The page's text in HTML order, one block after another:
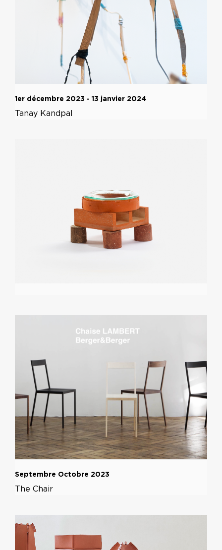
1er décembre 2023 - 13 janvier 2024
Tanay Kandpal
Septembre Octobre 2023
The Chair